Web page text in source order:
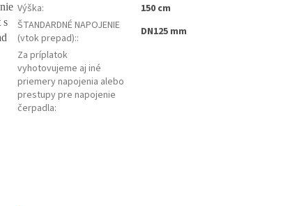
s
Výška:
150 cm
ŠTANDARDNÉ NAPOJENIE
(vtok prepad)::
DN125 mm
Za príplatok
vyhotovujeme aj iné
priemery napojenia alebo
prestupy pre napojenie
čerpadla: